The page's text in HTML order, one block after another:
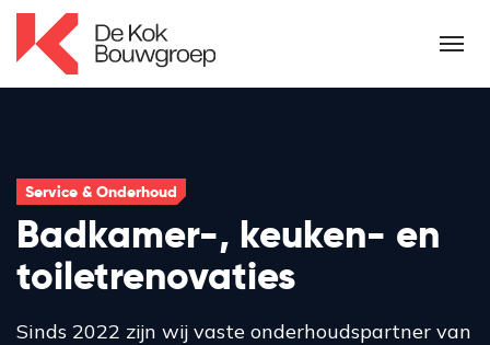
Service & Onderhoud
Badkamer-, keuken- en
toiletrenovaties
Sinds 2022 zijn wij vaste onderhoudspartner van